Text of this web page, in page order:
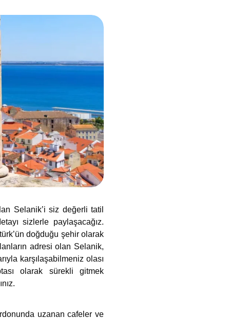
Selanik’i siz değerli tatil
sizlerle paylaşacağız.
doğduğu şehir olarak
adresi olan Selanik,
karşılaşabilmeniz olası
olarak sürekli gitmek
uzanan cafeler ve